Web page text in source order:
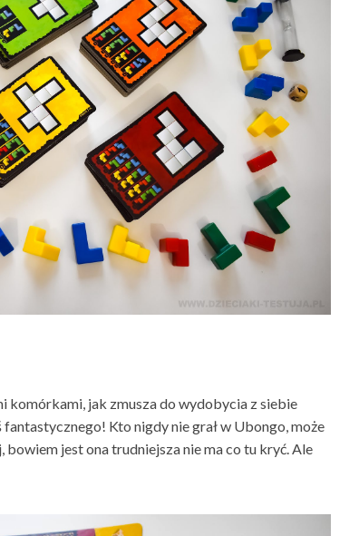
komórkami, jak zmusza do wydobycia z siebie
Kto nigdy nie grał w Ubongo, może
jest ona trudniejsza nie ma co tu kryć. Ale